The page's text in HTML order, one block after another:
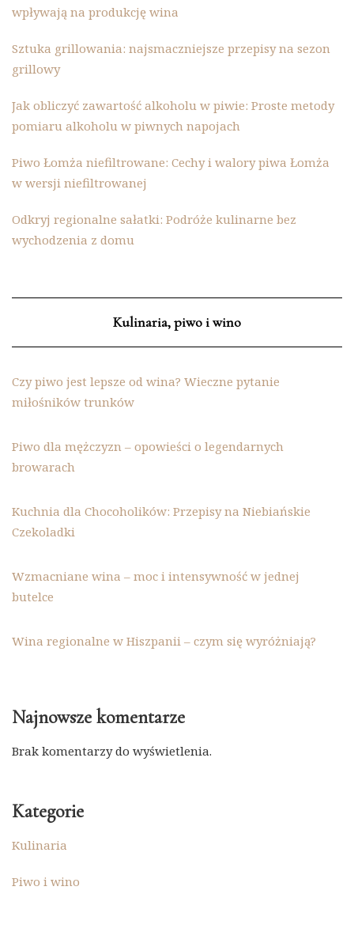
wpływają na produkcję wina
Sztuka grillowania: najsmaczniejsze przepisy na sezon
grillowy
Jak obliczyć zawartość alkoholu w piwie: Proste metody
pomiaru alkoholu w piwnych napojach
Piwo Łomża niefiltrowane: Cechy i walory piwa Łomża
w wersji niefiltrowanej
Odkryj regionalne sałatki: Podróże kulinarne bez
wychodzenia z domu
Kulinaria, piwo i wino
Czy piwo jest lepsze od wina? Wieczne pytanie
miłośników trunków
Piwo dla mężczyzn – opowieści o legendarnych
browarach
Kuchnia dla Chocoholików: Przepisy na Niebiańskie
Czekoladki
Wzmacniane wina – moc i intensywność w jednej
butelce
Wina regionalne w Hiszpanii – czym się wyróżniają?
Najnowsze komentarze
Brak komentarzy do wyświetlenia.
Kategorie
Kulinaria
Piwo i wino